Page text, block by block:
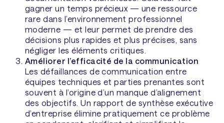
gagner un temps précieux — une ressource
rare dans l’environnement professionnel
moderne — et leur permet de prendre des
décisions plus rapides et plus précises, sans
négliger les éléments critiques.
Améliorer l’efficacité de la communication
Les défaillances de communication entre
équipes techniques et parties prenantes sont
souvent à l’origine d’un manque d’alignement
des objectifs. Un rapport de synthèse exécutive
d’entreprise élimine pratiquement ce problème